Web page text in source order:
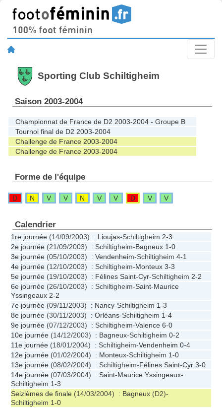
Sporting Club Schiltigheim
Saison 2003-2004
Championnat de France de D2 2003-2004 - Groupe B
Tournoi final de D2 2003-2004
Challenge de France 2003-2004
Challenge de France 2003-2004
Forme de l'équipe
D N V V N V V D V V
Calendrier
1re journée (14/09/2003) : Lioujas-Schiltigheim 2-3
2e journée (21/09/2003) : Schiltigheim-Bagneux 1-0
3e journée (05/10/2003) : Vendenheim-Schiltigheim 4-1
4e journée (12/10/2003) : Schiltigheim-Monteux 3-3
5e journée (19/10/2003) : Félines Saint-Cyr-Schiltigheim 2-2
6e journée (26/10/2003) : Schiltigheim-Saint-Maurice
Yssingeaux 2-2
7e journée (09/11/2003) : Nancy-Schiltigheim 1-3
8e journée (30/11/2003) : Orléans-Schiltigheim 1-4
9e journée (07/12/2003) : Schiltigheim-Valence 6-0
10e journée (14/12/2003) : Bagneux-Schiltigheim 0-2
11e journée (18/01/2004) : Schiltigheim-Vendenheim 0-4
12e journée (01/02/2004) : Monteux-Schiltigheim 1-0
13e journée (08/02/2004) : Schiltigheim-Félines Saint-Cyr 3-0
14e journée (07/03/2004) : Saint-Maurice Yssingeaux-
Schiltigheim 1-3
Seizièmes de finale (14/03/2004) : Bagneux (D2)-
Schiltigheim 1-0